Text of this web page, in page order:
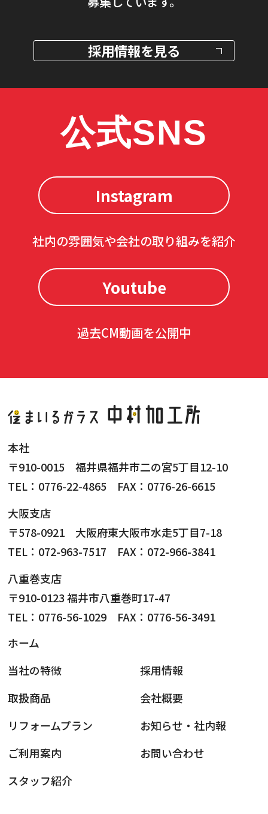
採用情報を見る
公式SNS
Instagram
社内の雰囲気や会社の取り組みを紹介
Youtube
過去CM動画を公開中
本社
〒910-0015 福井県福井市二の宮5丁目12-10
TEL：0776-22-4865 FAX：0776-26-6615
大阪支店
〒578-0921 大阪府東大阪市水走5丁目7-18
TEL：072-963-7517 FAX：072-966-3841
八重巻支店
〒910-0123 福井市八重巻町17-47
TEL：0776-56-1029 FAX：0776-56-3491
ホーム
当社の特徴
取扱商品
リフォームプラン
ご利用案内
スタッフ紹介
採用情報
会社概要
お知らせ・社内報
お問い合わせ